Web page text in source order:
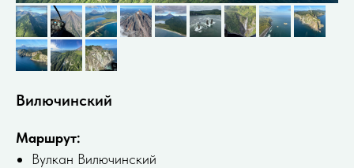
Вилючинский
Маршрут:
Вулкан Вилючинский